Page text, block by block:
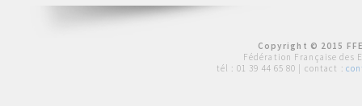
Copyright © 2015
Fédération Française des
tél : 01 39 44 65 80 | contact :